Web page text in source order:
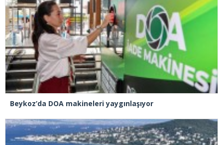
Beykoz’da DOA makineleri yaygınlaşıyor